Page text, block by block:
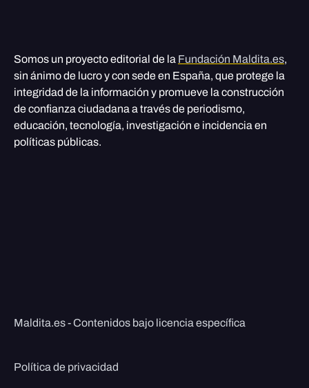
Somos un proyecto editorial de la Fundación Maldita.es,
sin ánimo de lucro y con sede en España, que protege la
integridad de la información y promueve la construcción
de confianza ciudadana a través de periodismo,
educación, tecnología, investigación e incidencia en
políticas públicas.
Maldita.es - Contenidos bajo licencia específica
Política de privacidad